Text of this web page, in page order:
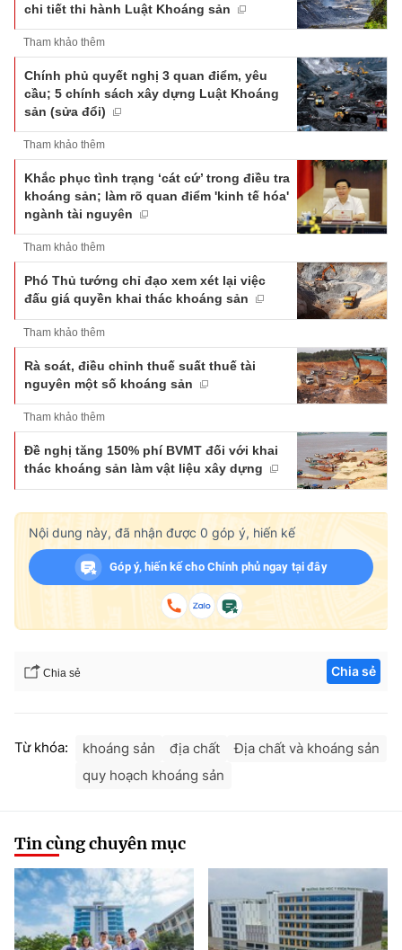
chi tiết thi hành Luật Khoáng sản
Tham khảo thêm
Chính phủ quyết nghị 3 quan điểm, yêu
cầu; 5 chính sách xây dựng Luật Khoáng
sản (sửa đổi)
Tham khảo thêm
Khắc phục tình trạng ‘cát cứ’ trong điều tra
khoáng sản; làm rõ quan điểm 'kinh tế hóa'
ngành tài nguyên
Tham khảo thêm
Phó Thủ tướng chỉ đạo xem xét lại việc
đấu giá quyền khai thác khoáng sản
Tham khảo thêm
Rà soát, điều chỉnh thuế suất thuế tài
nguyên một số khoáng sản
Tham khảo thêm
Đề nghị tăng 150% phí BVMT đối với khai
thác khoáng sản làm vật liệu xây dựng
Nội dung này, đã nhận được 0 góp ý, hiến kế
Góp ý, hiến kế cho Chính phủ ngay tại đây
Chia sẻ Chia sẻ
Từ khóa: khoáng sản địa chất
Địa chất và khoáng sản
quy hoạch khoáng sản
Tin cùng chuyên mục